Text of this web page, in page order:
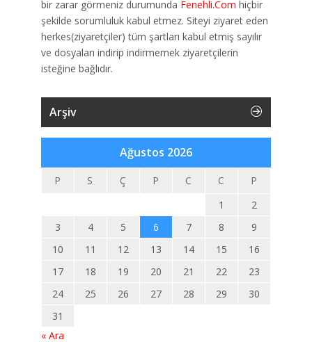
bir zarar görmeniz durumunda Fenehli.Com hiçbir
şekilde sorumluluk kabul etmez. Siteyi ziyaret eden
herkes(ziyaretçiler) tüm şartları kabul etmiş sayılır
ve dosyaları indirip indirmemek ziyaretçilerin
isteğine bağlıdır.
Arşiv
Ağustos 2026
P S Ç P C C
P
1
2
3
4 5 6 7 8
9
10
11 12 13 14 15
16
17
18 19 20 21 22
23
24
25 26 27 28 29
30
31
« Ara